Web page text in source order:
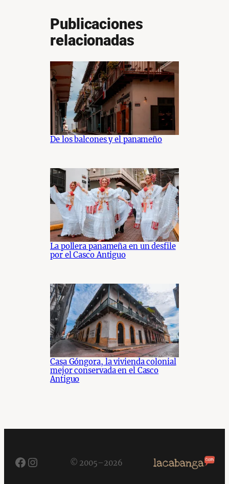
Publicaciones
relacionadas
De los balcones y el panameño
La pollera panameña en un desfile
por el Casco Antiguo
Casa Góngora, la vivienda colonial
mejor conservada en el Casco
Antiguo
Facebook
Instagram© 2005–2026